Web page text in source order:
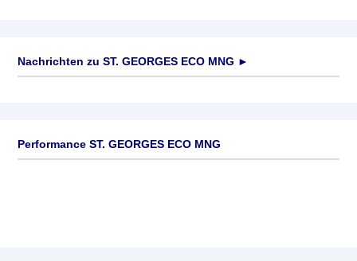
Nachrichten zu ST. GEORGES ECO MNG ►
Performance ST. GEORGES ECO MNG